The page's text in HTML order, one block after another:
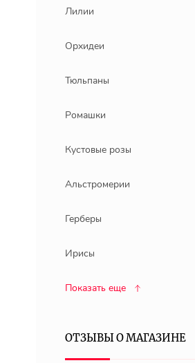
Лилии
Орхидеи
Тюльпаны
Ромашки
Кустовые розы
Альстромерии
Герберы
Ирисы
Показать еще
ОТЗЫВЫ О МАГАЗИНЕ